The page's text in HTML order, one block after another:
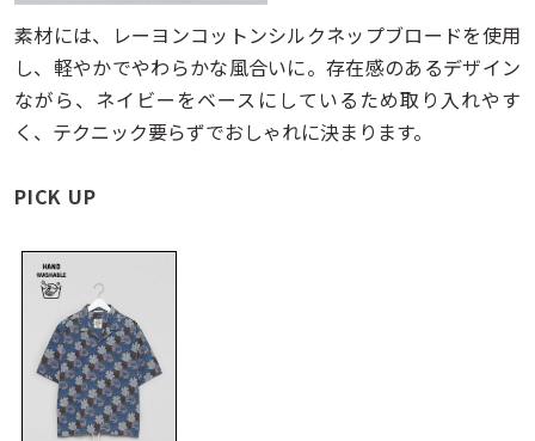
素材には、レーヨンコットンシルクネップブロードを使用
し、軽やかでやわらかな風合いに。存在感のあるデザイン
ながら、ネイビーをベースにしているため取り入れやす
く、テクニック要らずでおしゃれに決まります。
PICK UP